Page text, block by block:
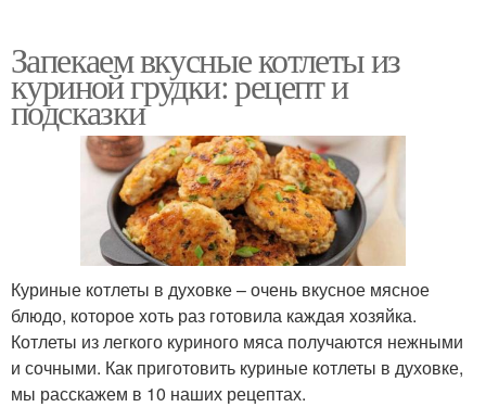
Запекаем вкусные котлеты из
куриной грудки: рецепт и
подсказки
Куриные котлеты в духовке – очень вкусное мясное
блюдо, которое хоть раз готовила каждая хозяйка.
Котлеты из легкого куриного мяса получаются нежными
и сочными. Как приготовить куриные котлеты в духовке,
мы расскажем в 10 наших рецептах.